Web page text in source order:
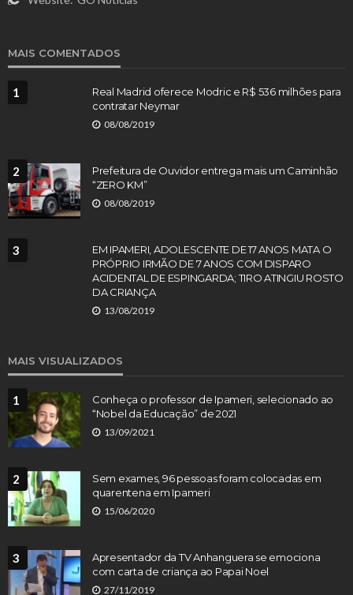
MAIS COMENTADOS
1
Real Madrid oferece Modric e R$ 536 milhões para
contratar Neymar
08/08/2019
2
Prefeitura de Ouvidor entrega mais um Caminhão
“ZERO KM”
08/08/2019
3
EM IPAMERI, ADOLESCENTE DE 17 ANOS MATA O
PRÓPRIO IRMÃO DE 7 ANOS COM DISPARO
ACIDENTAL DE ESPINGARDA; TIRO ATINGIU ROSTO
DA CRIANÇA
13/08/2019
MAIS VISUALIZADOS
1
Conheça o professor de Ipameri, selecionado ao
“Nobel da Educação” de 2021
13/09/2021
2
Sem exames, 96 pessoas foram colocadas em
quarentena em Ipameri
15/06/2020
3
Apresentador da TV Anhanguera se emociona
com carta de criança ao Papai Noel
27/11/2019